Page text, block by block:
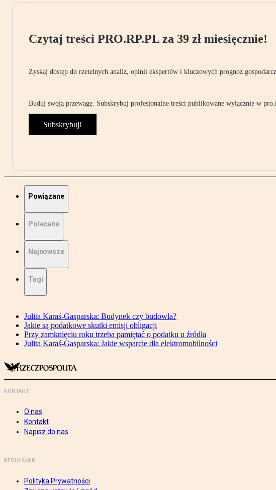
Czytaj treści PRO.RP.PL za 39 zł miesięcznie!
Zyskaj dostęp do rzetelnych analiz, opinii ekspertów i kluczowych prognoz
Buduj swoją przewagę. Subskrybuj profesjonalne treści publikowane wyłącznie w
Subskrybuj!
Powiązane
Polecane
Najnowsze
Tagi
Julita Karaś-Gasparska: Budynek czy budowla?
Jakie są podatkowe skutki emisji obligacji
Przy zamknięciu roku trzeba pamiętać o podatku u źródła
Julita Karaś-Gasparska: Jakie wsparcie dla elektromobilności
KONTAKT
O nas
Kontakt
Napisz do nas
REGULAMIN
Polityka Prywatności